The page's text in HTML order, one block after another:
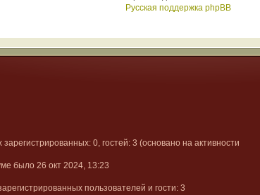
Русская поддержка phpBB
зарегистрированных: 0, гостей: 3 (основано на активности
было 26 окт 2024, 13:23
пользователей и гости: 3